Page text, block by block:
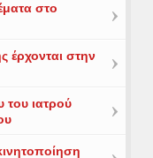
στο
έρχονται στην
του ιατρού